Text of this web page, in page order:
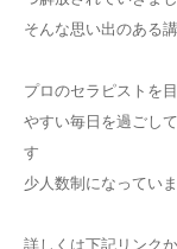
そんな思い出のある
プロのセラピストを
やすい毎日を過ごし
す
少人数制になってい
詳しくは下記リンク